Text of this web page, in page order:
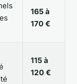
165 à
170 €
115 à
120 €